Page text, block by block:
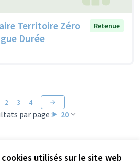
utilisés sur le site web
Territoire Zéro
Durée
Retenue
par page : 20
2 3 4
retirées